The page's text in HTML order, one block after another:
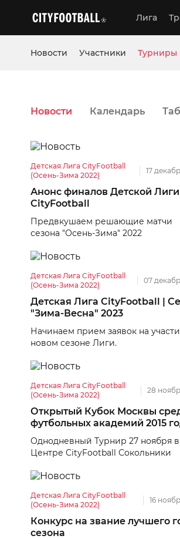
Лига
Новости Участники Турниры
Новости Календарь
Детская Лига CityFootball
(Осень-Зима 2022)
17
Анонс финалов Детской Лиги
CityFootball
Предвкушаем решающие матчи
сезона "Осень-Зима" 2022
Детская Лига CityFootball
(Осень-Зима 2022)
07
Детская Лига CityFootball |
"Зима-Весна" 2023
Начинаем прием заявок на
новом сезоне Лиги.
Детская Лига CityFootball
(Осень-Зима 2022)
28
Открытый Кубок Москвы
футбольных академий 2015
Однодневный Турнир 27 ноября в
Центре CityFootball Сокольники
Детская Лига CityFootball
(Осень-Зима 2022)
16
Конкурс на звание лучшего
сезона